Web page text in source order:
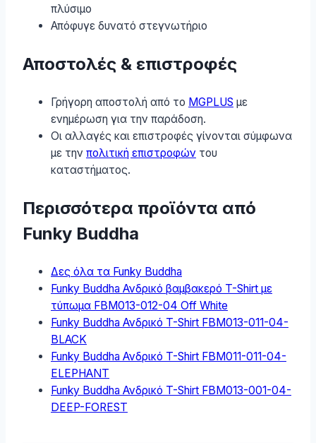
πλύσιμο
Απόφυγε δυνατό στεγνωτήριο
Αποστολές & επιστροφές
Γρήγορη αποστολή από το MGPLUS με
ενημέρωση για την παράδοση.
Οι αλλαγές και επιστροφές γίνονται σύμφωνα
με την πολιτική επιστροφών του
καταστήματος.
Περισσότερα προϊόντα από
Funky Buddha
Δες όλα τα Funky Buddha
Funky Buddha Ανδρικό βαμβακερό T-Shirt με
τύπωμα FBM013-012-04 Off White
Funky Buddha Ανδρικό T-Shirt FBM013-011-04-
BLACK
Funky Buddha Ανδρικό T-Shirt FBM011-011-04-
ELEPHANT
Funky Buddha Ανδρικό T-Shirt FBM013-001-04-
DEEP-FOREST